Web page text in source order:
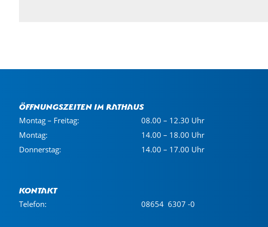
Öffnungszeiten im Rathaus
Montag – Freitag:
08.00 – 12.30 Uhr
Montag:
14.00 – 18.00 Uhr
Donnerstag:
14.00 – 17.00 Uhr
Kontakt
Telefon: 08654 6307 -0